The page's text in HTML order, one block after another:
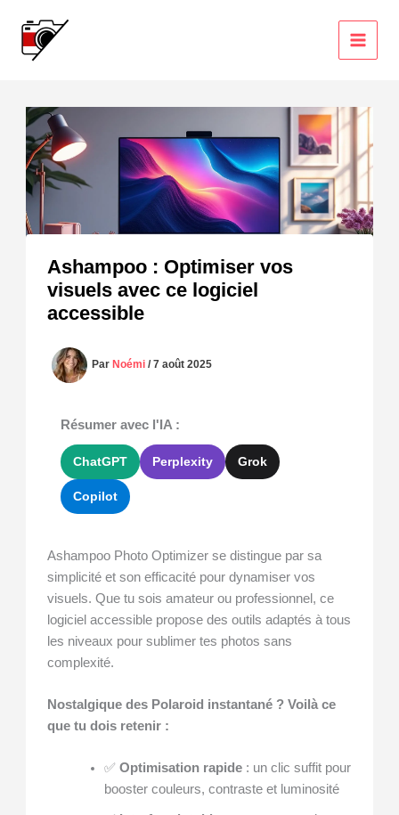
contenu
Ashampoo : Optimiser vos
visuels avec ce logiciel
accessible
ParNoémi/7 août 2025
Résumer avec l'IA :
ChatGPT Perplexity Grok
Copilot
Ashampoo Photo Optimizer se distingue par sa
simplicité et son efficacité pour dynamiser vos
visuels. Que tu sois amateur ou professionnel, ce
logiciel accessible propose des outils adaptés à tous
les niveaux pour sublimer tes photos sans
complexité.
Nostalgique des Polaroid instantané ? Voilà ce
que tu dois retenir :
✅ Optimisation rapide: un clic suffit pour
booster couleurs, contraste et luminosité